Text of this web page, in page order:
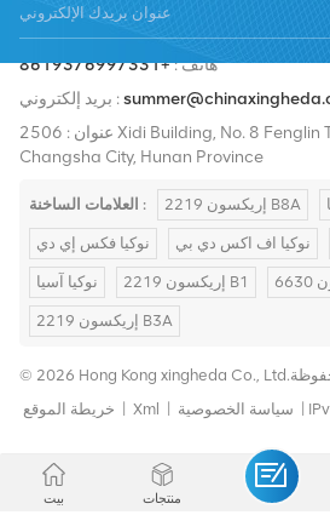
هاتف :+8619376997331
بريد إلكتروني :
عنوان : 2506 Xidi Building, No. 8 Fenglin Third Road,Yuelu District,
Changsha City, Hunan Province
العلامات الساخنة : إريكسون 2219 B8A
نوكيا فكس إي دي نوكيا اف اكس دي بي
نوكيا آسيا إريكسون 2219 B1
إريكسون 2219 B3A
خريطة الموقع
Xml سياسة الخصوصية
بيت منتجات